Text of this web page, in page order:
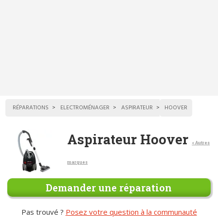
RÉPARATIONS ELECTROMÉNAGER ASPIRATEUR HOOVER
Aspirateur Hoover < Autres
marques
Demander une réparation
Pas trouvé ? Posez votre question à la communauté